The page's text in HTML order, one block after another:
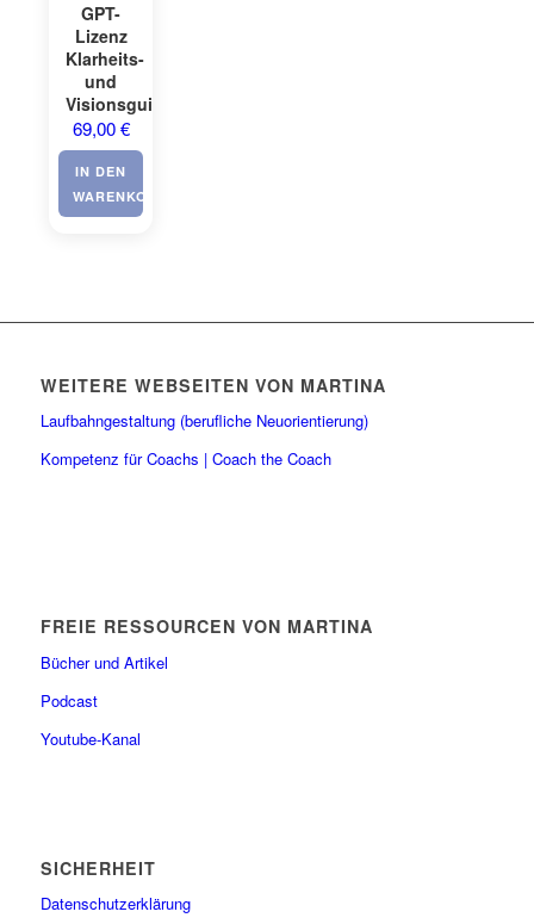
GPT-
Lizenz
Klarheits-
und
Visionsguide
69,00€
IN DEN
WARENKORB
WEITERE WEBSEITEN VON MARTINA
Laufbahngestaltung (berufliche Neuorientierung)
Kompetenz für Coachs | Coach the Coach
FREIE RESSOURCEN VON MARTINA
Bücher und Artikel
Podcast
Youtube-Kanal
SICHERHEIT
Datenschutzerklärung